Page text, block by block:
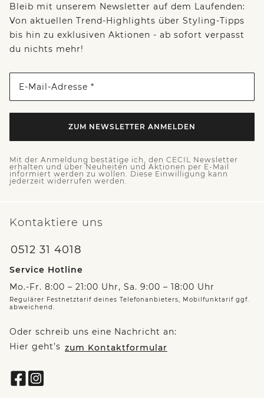
Bleib mit unserem Newsletter auf dem Laufenden:
Von aktuellen Trend-Highlights über Styling-Tipps
bis hin zu exklusiven Aktionen - ab sofort verpasst
du nichts mehr!
E-Mail-Adresse *
ZUM NEWSLETTER ANMELDEN
Mit der Anmeldung bestätige ich, den CECIL Newsletter
erhalten und über Neuheiten und Aktionen per E-Mail
informiert werden zu wollen. Diese Einwilligung kann
jederzeit widerrufen werden.
Kontaktiere uns
0512 31 4018
Service Hotline
Mo.-Fr. 8:00 – 21:00 Uhr, Sa. 9:00 – 18:00 Uhr
Regulärer Festnetztarif deines Telefonanbieters, Mobilfunktarif ggf.
abweichend.
Oder schreib uns eine Nachricht an:
Hier geht’s zum Kontaktformular